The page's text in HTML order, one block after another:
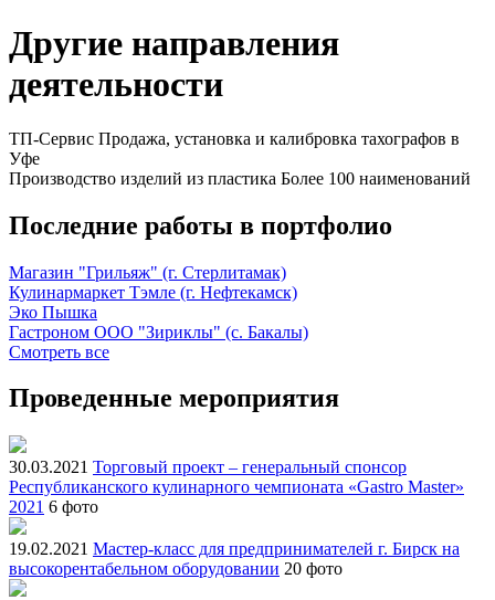
Другие направления
деятельности
ТП-Сервис Продажа, установка и калибровка тахографов в
Уфе
Производство изделий из пластика Более 100 наименований
Последние работы в портфолио
Магазин "Грильяж" (г. Стерлитамак)
Кулинармаркет Тэмле (г. Нефтекамск)
Эко Пышка
Гастроном ООО "Зириклы" (с. Бакалы)
Смотреть все
Проведенные мероприятия
30.03.2021 Торговый проект – генеральный спонсор
Республиканского кулинарного чемпионата «Gastro Master»
2021 6 фото
19.02.2021 Мастер-класс для предпринимателей г. Бирск на
высокорентабельном оборудовании 20 фото